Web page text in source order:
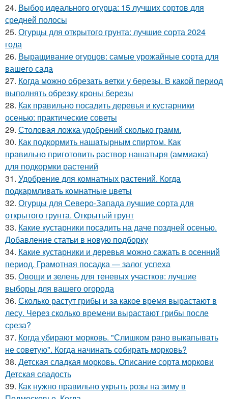
24. Выбор идеального огурца: 15 лучших сортов для
средней полосы
25. Огурцы для открытого грунта: лучшие сорта 2024
года
26. Выращивание огурцов: самые урожайные сорта для
вашего сада
27. Когда можно обрезать ветки у березы. В какой период
выполнять обрезку кроны березы
28. Как правильно посадить деревья и кустарники
осенью: практические советы
29. Столовая ложка удобрений сколько грамм.
30. Как подкормить нашатырным спиртом. Как
правильно приготовить раствор нашатыря (аммиака)
для подкормки растений
31. Удобрение для комнатных растений. Когда
подкармливать комнатные цветы
32. Огурцы для Северо-Запада лучшие сорта для
открытого грунта. Открытый грунт
33. Какие кустарники посадить на даче поздней осенью.
Добавление статьи в новую подборку
34. Какие кустарники и деревья можно сажать в осенний
период. Грамотная посадка — залог успеха
35. Овощи и зелень для теневых участков: лучшие
выборы для вашего огорода
36. Сколько растут грибы и за какое время вырастают в
лесу. Через сколько времени вырастают грибы после
среза?
37. Когда убирают морковь. "Слишком рано выкапывать
не советую". Когда начинать собирать морковь?
38. Детская сладкая морковь. Описание сорта моркови
Детская сладость
39. Как нужно правильно укрыть розы на зиму в